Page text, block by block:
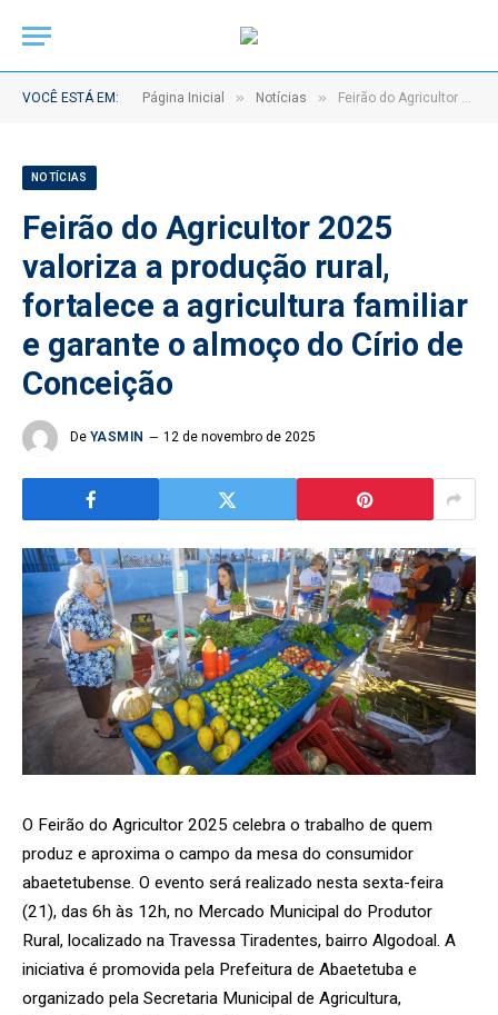
VOCÊ ESTÁ EM: Página Inicial » Notícias » Feirão do Agricultor 2025 valoriza a produção rural, fortalece a agricultura familiar e garante o almoço do Círio de Conceição
NOTÍCIAS
Feirão do Agricultor 2025
valoriza a produção rural,
fortalece a agricultura familiar
e garante o almoço do Círio de
Conceição
De YASMIN 12 de novembro de 2025
O Feirão do Agricultor 2025 celebra o trabalho de quem
produz e aproxima o campo da mesa do consumidor
abaetetubense. O evento será realizado nesta sexta-feira
(21), das 6h às 12h, no Mercado Municipal do Produtor
Rural, localizado na Travessa Tiradentes, bairro Algodoal. A
iniciativa é promovida pela Prefeitura de Abaetetuba e
organizado pela Secretaria Municipal de Agricultura,